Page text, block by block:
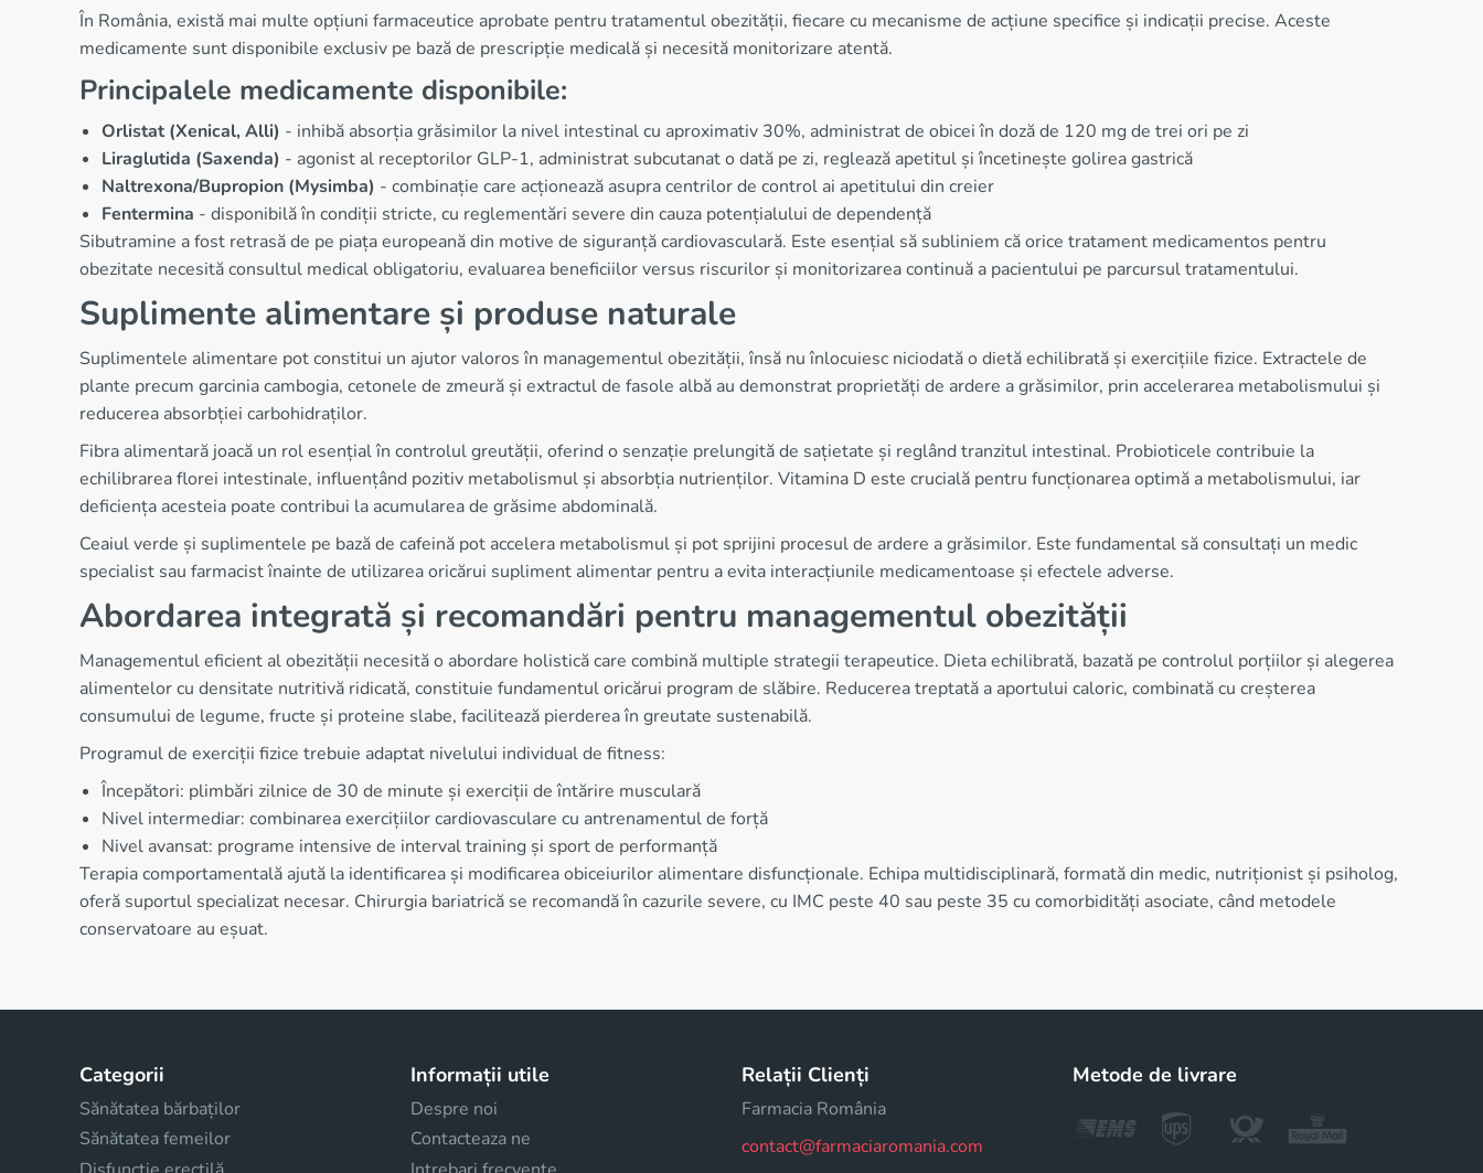
În România, există mai multe opțiuni farmaceutice aprobate pentru tratamentul obezității, fiecare cu mecanisme de acțiune specifice și indicații precise. Aceste
medicamente sunt disponibile exclusiv pe bază de prescripție medicală și necesită monitorizare atentă.
Principalele medicamente disponibile:
Orlistat (Xenical, Alli) - inhibă absorția grăsimilor la nivel intestinal cu aproximativ 30%, administrat de obicei în doză de 120 mg de trei ori pe zi
Liraglutida (Saxenda) - agonist al receptorilor GLP-1, administrat subcutanat o dată pe zi, reglează apetitul și încetinește golirea gastrică
Naltrexona/Bupropion (Mysimba) - combinație care acționează asupra centrilor de control ai apetitului din creier
Fentermina - disponibilă în condiții stricte, cu reglementări severe din cauza potențialului de dependență
Sibutramine a fost retrasă de pe piața europeană din motive de siguranță cardiovasculară. Este esențial să subliniem că orice tratament medicamentos pentru
obezitate necesită consultul medical obligatoriu, evaluarea beneficiilor versus riscurilor și monitorizarea continuă a pacientului pe parcursul tratamentului.
Suplimente alimentare și produse naturale
Suplimentele alimentare pot constitui un ajutor valoros în managementul obezității, însă nu înlocuiesc niciodată o dietă echilibrată și exercițiile fizice. Extractele de
plante precum garcinia cambogia, cetonele de zmeură și extractul de fasole albă au demonstrat proprietăți de ardere a grăsimilor, prin accelerarea metabolismului și
reducerea absorbției carbohidraților.
Fibra alimentară joacă un rol esențial în controlul greutății, oferind o senzație prelungită de sațietate și reglând tranzitul intestinal. Probioticele contribuie la
echilibrarea florei intestinale, influențând pozitiv metabolismul și absorbția nutrienților. Vitamina D este crucială pentru funcționarea optimă a metabolismului, iar
deficiența acesteia poate contribui la acumularea de grăsime abdominală.
Ceaiul verde și suplimentele pe bază de cafeină pot accelera metabolismul și pot sprijini procesul de ardere a grăsimilor. Este fundamental să consultați un medic
specialist sau farmacist înainte de utilizarea oricărui supliment alimentar pentru a evita interacțiunile medicamentoase și efectele adverse.
Abordarea integrată și recomandări pentru managementul obezității
Managementul eficient al obezității necesită o abordare holistică care combină multiple strategii terapeutice. Dieta echilibrată, bazată pe controlul porțiilor și alegerea
alimentelor cu densitate nutritivă ridicată, constituie fundamentul oricărui program de slăbire. Reducerea treptată a aportului caloric, combinată cu creșterea
consumului de legume, fructe și proteine slabe, facilitează pierderea în greutate sustenabilă.
Programul de exerciții fizice trebuie adaptat nivelului individual de fitness:
Începători: plimbări zilnice de 30 de minute și exerciții de întărire musculară
Nivel intermediar: combinarea exercițiilor cardiovasculare cu antrenamentul de forță
Nivel avansat: programe intensive de interval training și sport de performanță
Terapia comportamentală ajută la identificarea și modificarea obiceiurilor alimentare disfuncționale. Echipa multidisciplinară, formată din medic, nutriționist și psiholog,
oferă suportul specializat necesar. Chirurgia bariatrică se recomandă în cazurile severe, cu IMC peste 40 sau peste 35 cu comorbidități asociate, când metodele
conservatoare au eșuat.
Categorii
Sănătatea bărbaților
Sănătatea femeilor
Informații utile
Despre noi
Contacteaza ne
Relații Clienți
Farmacia România
contact@farmaciaromania.com
Metode de livrare